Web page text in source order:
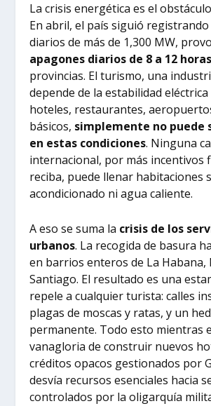
La crisis energética es el
En abril, el país siguió registrando
diarios de más de 1,300 MW,
apagones diarios de 8 a 12 horas
provincias. El turismo, una
depende de la estabilidad
hoteles, restaurantes,
básicos, simplemente no puede
en estas condiciones. Ninguna
internacional, por más incentivos
reciba, puede llenar habitaciones
acondicionado ni agua caliente.
A eso se suma la crisis de los
urbanos. La recogida de basura
en barrios enteros de La Habana,
Santiago. El resultado es una
repele a cualquier turista: calles
plagas de moscas y ratas, y un
permanente. Todo esto mientras
vanagloria de construir nuevos
créditos opacos gestionados por
desvía recursos esenciales hacia
controlados por la oligarquía